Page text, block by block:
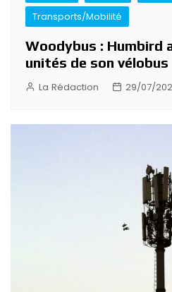
Transports/Mobilité
Woodybus : Humbird
unités de son vélobus
La Rédaction 29/07/